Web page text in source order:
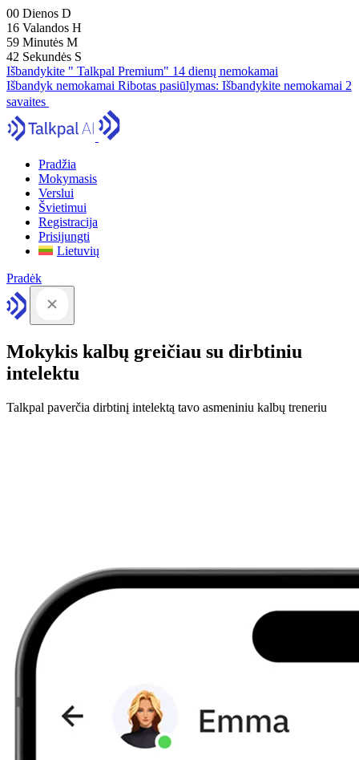
00 Dienos D
16 Valandos H
59 Minutės M
41 Sekundės S
Išbandykite " Talkpal Premium" 14 dienų nemokamai
Išbandyk nemokamai Ribotas pasiūlymas: Išbandykite nemokamai 2
savaites
Pradžia
Mokymasis
Verslui
Švietimui
Registracija
Prisijungti
Lietuvių
Pradėk
Mokykis kalbų greičiau su dirbtiniu
intelektu
Talkpal paverčia dirbtinį intelektą tavo asmeniniu kalbų treneriu